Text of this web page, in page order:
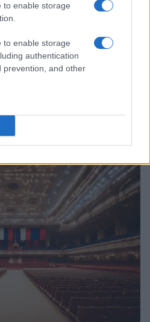
to enable storage
to enable storage
authentication
prevention, and other